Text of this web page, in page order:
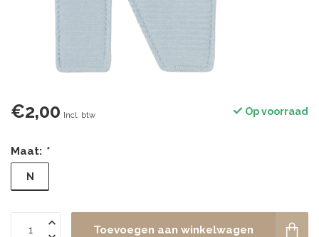
€2,00 Incl. btw Op voorraad
Maat: *
N
Toevoegen aan winkelwagen